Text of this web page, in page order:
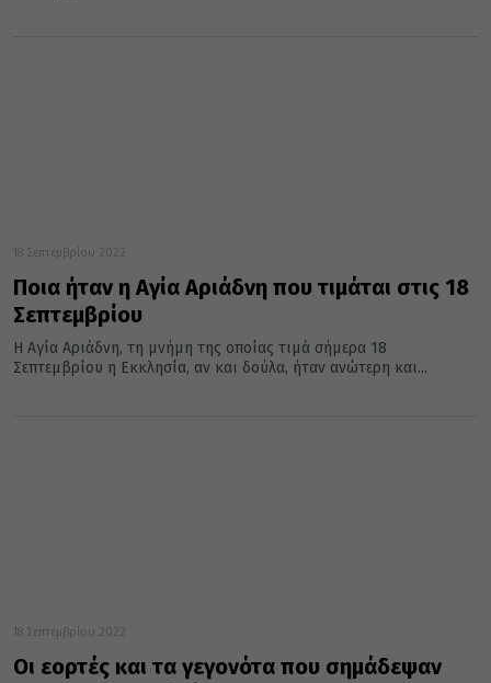
18 Σεπτεμβρίου 2022
Ποια ήταν η Αγία Αριάδνη που τιμάται στις 18
Σεπτεμβρίου
Η Αγία Αριάδνη, τη μνήμη της οποίας τιμά σήμερα 18
Σεπτεμβρίου η Εκκλησία, αν και δούλα, ήταν ανώτερη και...
18 Σεπτεμβρίου 2022
Οι εορτές και τα γεγονότα που σημάδεψαν